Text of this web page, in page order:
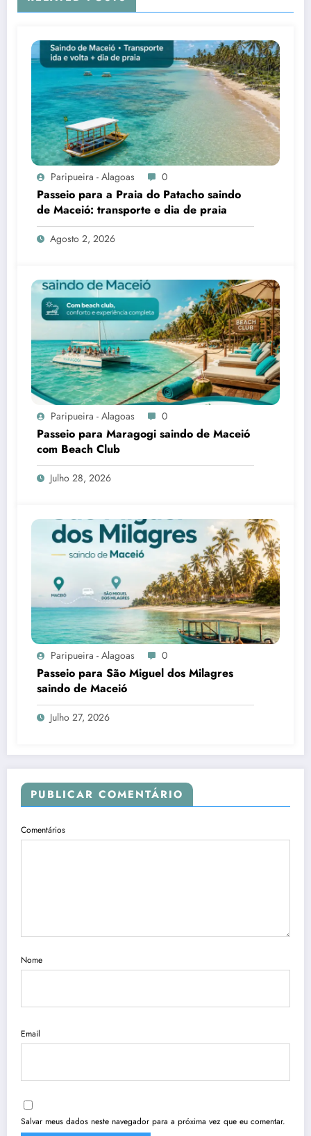
Paripueira - Alagoas 0
Passeio para a Praia do Patacho saindo
de Maceió: transporte e dia de praia
Agosto 2, 2026
Paripueira - Alagoas 0
Passeio para Maragogi saindo de Maceió
com Beach Club
Julho 28, 2026
Paripueira - Alagoas 0
Passeio para São Miguel dos Milagres
saindo de Maceió
Julho 27, 2026
PUBLICAR COMENTÁRIO
Comentários
Nome
Email
Salvar meus dados neste navegador para a próxima vez que eu comentar.